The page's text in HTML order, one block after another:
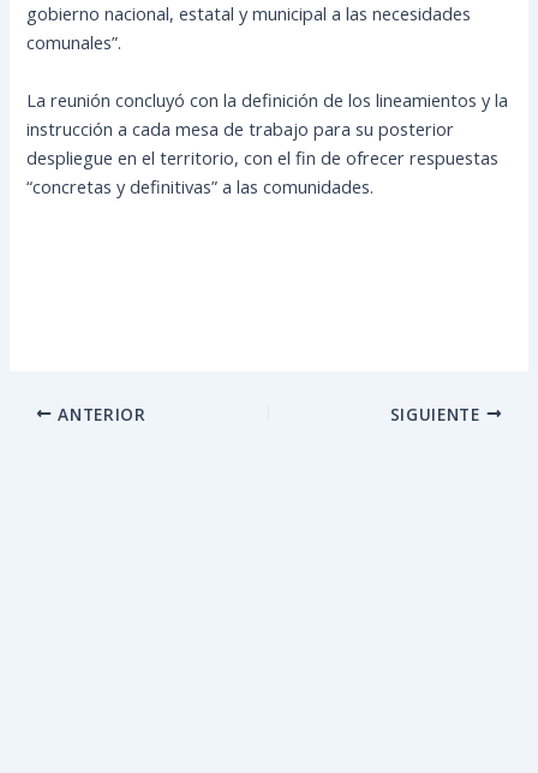
gobierno nacional, estatal y municipal a las necesidades
comunales”.
La reunión concluyó con la definición de los lineamientos y la
instrucción a cada mesa de trabajo para su posterior
despliegue en el territorio, con el fin de ofrecer respuestas
“concretas y definitivas” a las comunidades.
ANTERIOR SIGUIENTE